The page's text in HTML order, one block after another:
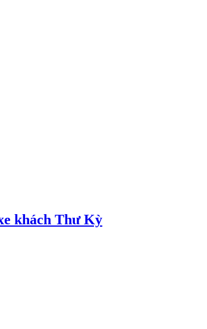
khách Thư Kỳ